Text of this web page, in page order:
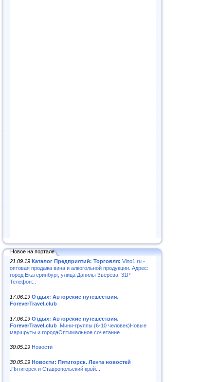
Новое на портале
21.09.19 Каталог Предприятий: Торговля: Vino1.ru -
оптовая продажа вина и алкогольной продукции. Адрес:
город Екатеринбург, улица Данилы Зверева, 31Р
Телефон:..
17.06.19 Отдых: Авторские путешествия.
ForeverTravel.club
17.06.19 Отдых: Авторские путешествия.
ForeverTravel.club .Мини-группы (6-10 человек)Новые
маршруты и городаОптимальное сочетание..
30.05.19 Новости
30.05.19 Новости: Пятигорск. Лента новостей
.Пятигорск и Ставропольский крвй...